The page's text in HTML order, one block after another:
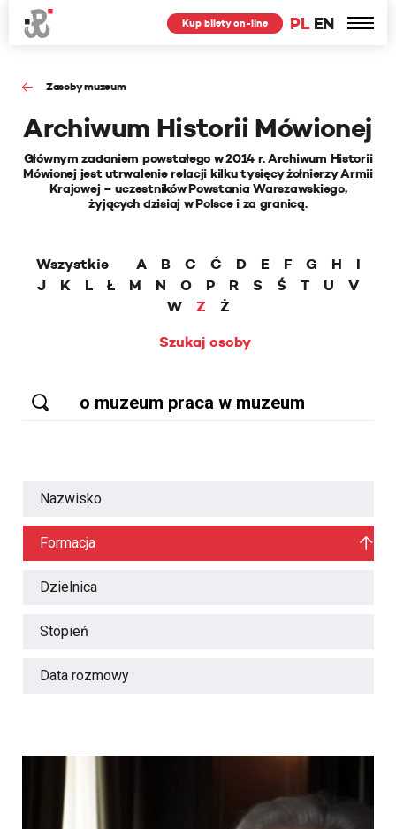
PL EN
Kup bilety on-line
Zasoby muzeum
Archiwum Historii Mówionej
Głównym zadaniem powstałego w 2014 r. Archiwum Historii
Mówionej jest utrwalenie relacji kilku tysięcy żołnierzy Armii
Krajowej – uczestników Powstania Warszawskiego,
żyjących dzisiaj w Polsce i za granicą.
Wszystkie A B C Ć D E F G H
I
J
K L Ł M N O P R S Ś T U
V
W
Z
Ż
Szukaj osoby
Nazwisko
Formacja
Dzielnica
Stopień
Data rozmowy